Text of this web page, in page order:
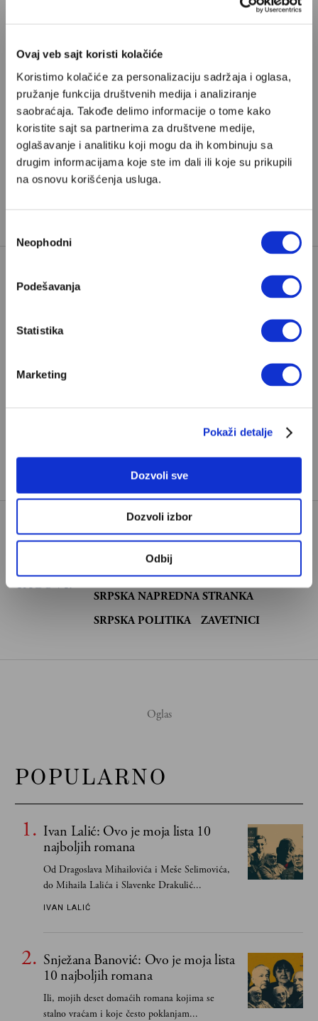
Ovaj veb sajt koristi kolačiće
Koristimo kolačiće za personalizaciju sadržaja i oglasa,
pružanje funkcija društvenih medija i analiziranje
saobraćaja. Takođe delimo informacije o tome kako
koristite sajt sa partnerima za društvene medije,
oglašavanje i analitiku koji mogu da ih kombinuju sa
drugim informacijama koje ste im dali ili koje su prikupili
na osnovu korišćenja usluga.
сагласности
Neophodni
Podešavanja
Statistika
Marketing
Pokaži detalje
Dozvoli sve
Dozvoli izbor
Odbij
razliku od Milice Zavetnice, njemu
može da poveruje
Poštovani, da biste nastavili sa čitanjem naših
premium sadržaja, neophodno je da
odaberete jedan od planova pretplate.
Zoran Panovićje programski direktor Demostata i
TAGOVI:
SOCIJALISTIČKA PARTIJA SRBIJE
SRPSKA NAPREDNA STRANKA
SRPSKA POLITIKA
ZAVETNICI
POPULARNO
Ivan Lalić: Ovo je moja lista 10
najboljih romana
Od Dragoslava Mihailovića i Meše Selimovića,
do Mihaila Lalića i Slavenke Drakulić...
IVAN LALIĆ
Snježana Banović: Ovo je moja lista
10 najboljih romana
Ili, mojih deset domaćih romana kojima se
stalno vraćam i koje često poklanjam...